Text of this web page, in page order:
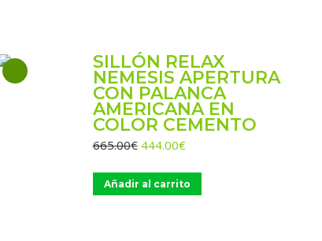
SILLÓN RELAX
NEMESIS APERTURA
CON PALANCA
AMERICANA EN
COLOR CEMENTO
665.00€ El
original
era:
444.00€El
actual
es:
Añadir al carrito